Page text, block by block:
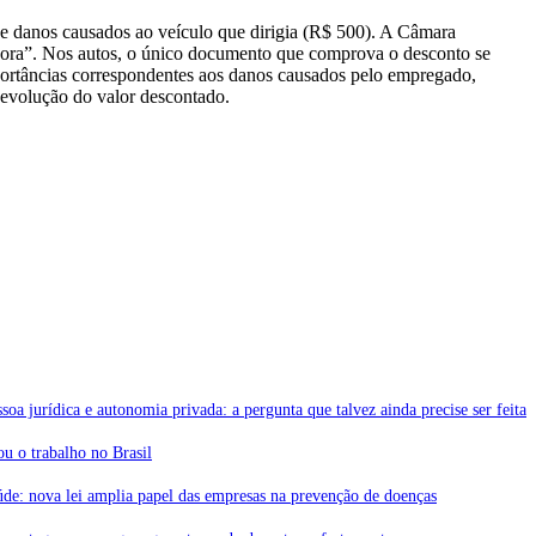
danos causados ao veículo que dirigia (R$ 500). A Câmara
Nos autos, o único documento que comprova o desconto se
correspondentes aos danos causados pelo empregado,
do valor descontado.
jurídica e autonomia privada: a pergunta que talvez ainda precise ser feita
o trabalho no Brasil
nova lei amplia papel das empresas na prevenção de doenças